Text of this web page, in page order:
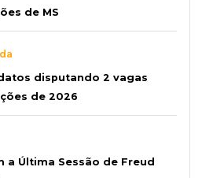
de MS
disputando 2 vagas
de 2026
a Última Sessão de Freud